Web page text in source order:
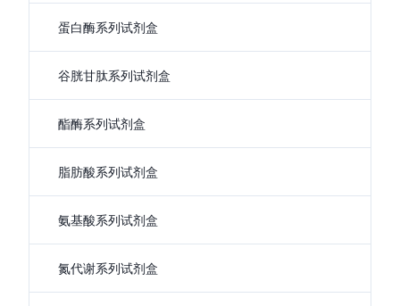
蛋白酶系列试剂盒
谷胱甘肽系列试剂盒
酯酶系列试剂盒
脂肪酸系列试剂盒
氨基酸系列试剂盒
氮代谢系列试剂盒